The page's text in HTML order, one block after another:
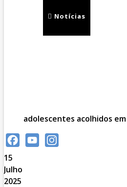
Notícias
adolescentes acolhidos
Facebook
15
Julho
2025